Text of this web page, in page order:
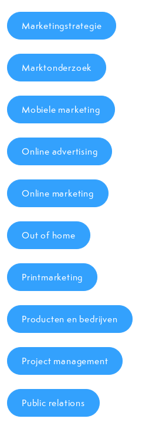
Marketingstrategie
Marktonderzoek
Mobiele marketing
Online advertising
Online marketing
Out of home
Printmarketing
Producten en bedrijven
Project management
Public relations